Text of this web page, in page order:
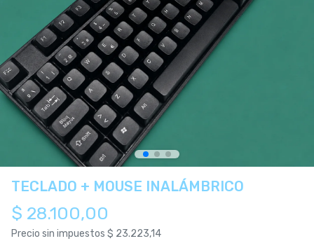
TECLADO + MOUSE INALÁMBRICO
$ 28.100,00
Precio sin impuestos $ 23.223,14